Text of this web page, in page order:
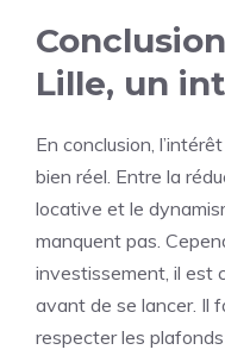
Lille, un
En conclusion,
bien réel. Entre la
locative et le
manquent pas.
investissement, il est
avant de se lancer. Il
respecter les